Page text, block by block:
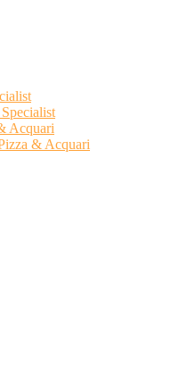
Acquari
& Acquari